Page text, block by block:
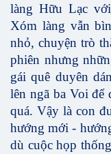
làng Hữu Lạc
Xóm làng vẫn
nhỏ, chuyện trò
phiên nhưng
gái quê duyên
lên ngã ba Voi
quá. Vậy là con
hướng mới -
dù cuộc họp